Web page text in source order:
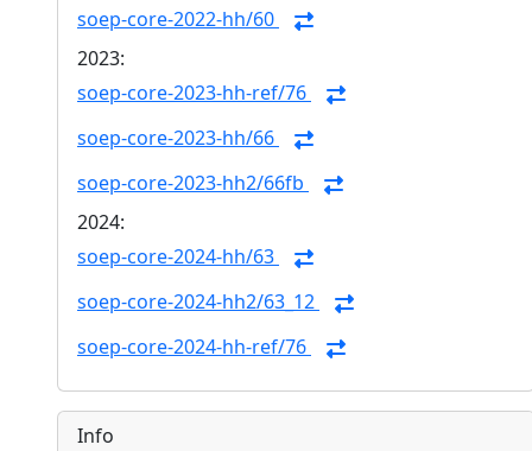
soep-core-2022-hh/60
2023:
soep-core-2023-hh-ref/76
soep-core-2023-hh/66
soep-core-2023-hh2/66fb
2024:
soep-core-2024-hh/63
soep-core-2024-hh2/63_12
soep-core-2024-hh-ref/76
Info